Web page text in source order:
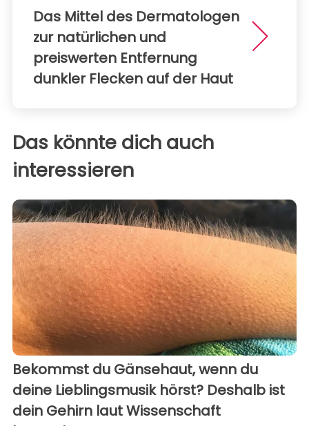
Das Mittel des Dermatologen
zur natürlichen und
preiswerten Entfernung
dunkler Flecken auf der Haut
Das könnte dich auch
interessieren
Bekommst du Gänsehaut, wenn du
deine Lieblingsmusik hörst? Deshalb ist
dein Gehirn laut Wissenschaft